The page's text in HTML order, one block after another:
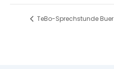
TeBo-Sprechstunde Buer